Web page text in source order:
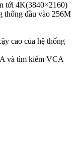
tới 4K(3840×2160)
thông đầu vào 256M
cao của hệ thống
và tìm kiếm VCA